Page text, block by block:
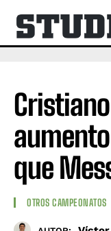
que
OTROS CAMPEONATOS